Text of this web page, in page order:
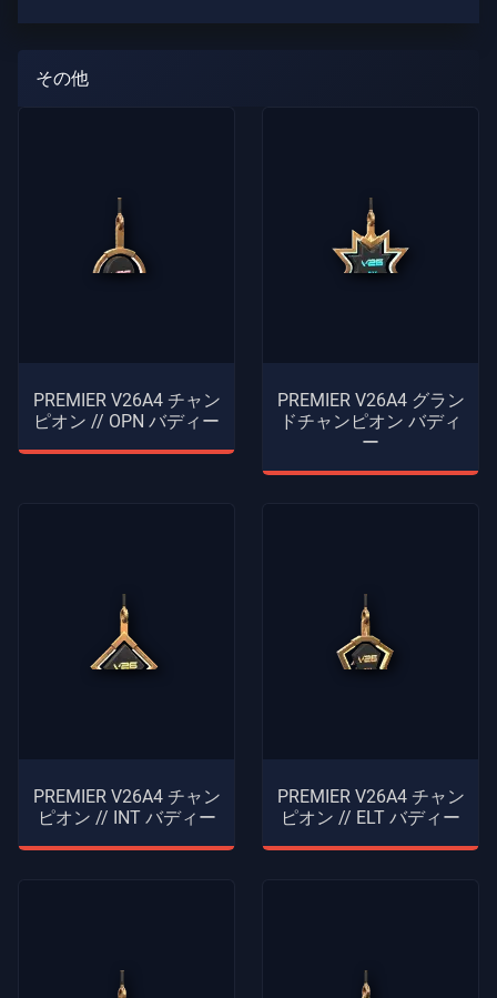
その他
PREMIER V26A4 チャン
ピオン // OPN バディー
PREMIER V26A4 グラン
ドチャンピオン バディ
ー
PREMIER V26A4 チャン
ピオン // INT バディー
PREMIER V26A4 チャン
ピオン // ELT バディー